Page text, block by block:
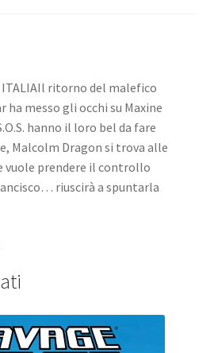
ITALIAIl ritorno del malefico
messo gli occhi su Maxine
hanno il loro bel da fare
Malcolm Dragon si trova alle
vuole prendere il controllo
riuscirà a spuntarla